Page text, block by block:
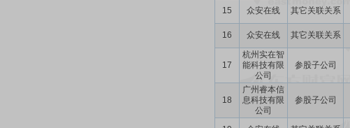
15 众安在线 其它关联关系
16 众安在线 其它关联关系
17
杭州实在智
能科技有限
公司
参股子公司
18
广州睿本信
息科技有限
公司
参股子公司